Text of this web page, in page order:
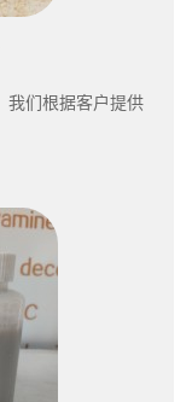
我们根据客户提供